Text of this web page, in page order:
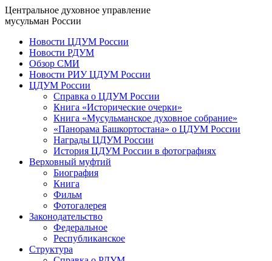
Центральное духовное управление
мусульман России
Новости ЦДУМ России
Новости РДУМ
Обзор СМИ
Новости РИУ ЦДУМ России
ЦДУМ России
Справка о ЦДУМ России
Книга «Исторические очерки»
Книга «Мусульманское духовное собрание»
«Панорама Башкортостана» о ЦДУМ России
Награды ЦДУМ России
История ЦДУМ России в фотографиях
Верховный муфтий
Биография
Книга
Фильм
Фотогалерея
Законодательство
Федеральное
Республиканское
Структура